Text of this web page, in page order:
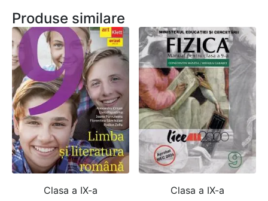
Produse similare
Clasa a IX-a
Clasa a IX-a